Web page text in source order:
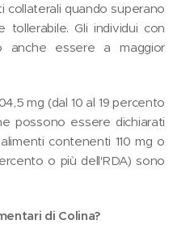
quando superano
tollerabile. Gli individui con
anche essere a maggior
mg (dal 10 al 19 percento
possono essere dichiarati
contenenti 110 mg o
o più dell'RDA) sono
di Colina?